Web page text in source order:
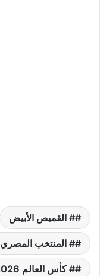
# القميص الأبيض
# المنتخب المصري
# كأس العالم 2026